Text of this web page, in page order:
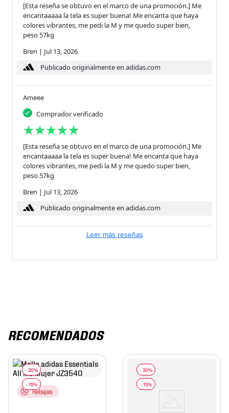
[Esta reseña se obtuvo en el marco de una promoción.] Me
encantaaaaa la tela es super buena! Me encanta que haya
colores vibrantes, me pedi la M y me quedo super bien,
peso 57kg
Bren | Jul 13, 2026
Publicado originalmente en adidas.com
Ameee
Comprador verificado
[Esta reseña se obtuvo en el marco de una promoción.] Me
encantaaaaa la tela es super buena! Me encanta que haya
colores vibrantes, me pedi la M y me quedo super bien,
peso 57kg
Bren | Jul 13, 2026
Publicado originalmente en adidas.com
Leer más reseñas
RECOMENDADOS
Rebajas